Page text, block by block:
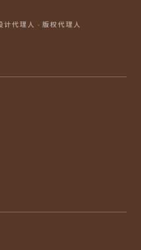
计代理人 · 版权代理人